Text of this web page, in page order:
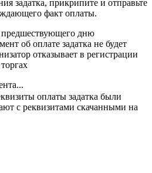
задатка, прикрипите и отправьте
факт оплаты.
предшествующего дню
об оплате задатка не будет
отказывает в регистрации
оплаты задатка были
с реквизитами скачанными на